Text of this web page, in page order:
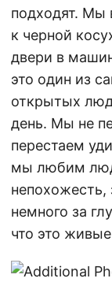
подходят. Мы
к черной
двери в
это один из
открытых
день. Мы не
перестаем
мы любим
немного за
что это